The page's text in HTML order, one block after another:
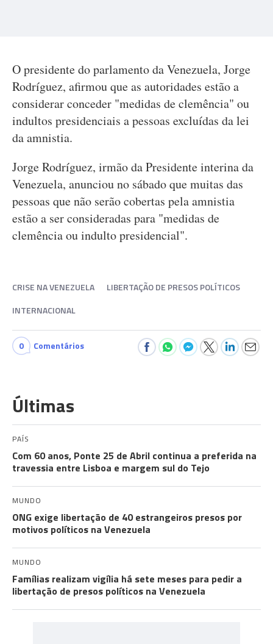
O presidente do parlamento da Venezuela, Jorge
Rodríguez, afirmou que as autoridades estão a
considerar conceder "medidas de clemência" ou
indultos presidenciais a pessoas excluídas da lei
da amnistia.
Jorge Rodríguez, irmão da Presidente interina da
Venezuela, anunciou no sábado que muitas das
pessoas que não serão cobertas pela amnistia
estão a ser consideradas para "medidas de
clemência ou indulto presidencial".
CRISE NA VENEZUELA
LIBERTAÇÃO DE PRESOS POLÍTICOS
INTERNACIONAL
0 Comentários
Últimas
PAÍS
Com 60 anos, Ponte 25 de Abril continua a preferida na
travessia entre Lisboa e margem sul do Tejo
MUNDO
ONG exige libertação de 40 estrangeiros presos por
motivos políticos na Venezuela
MUNDO
Famílias realizam vigília há sete meses para pedir a
libertação de presos políticos na Venezuela